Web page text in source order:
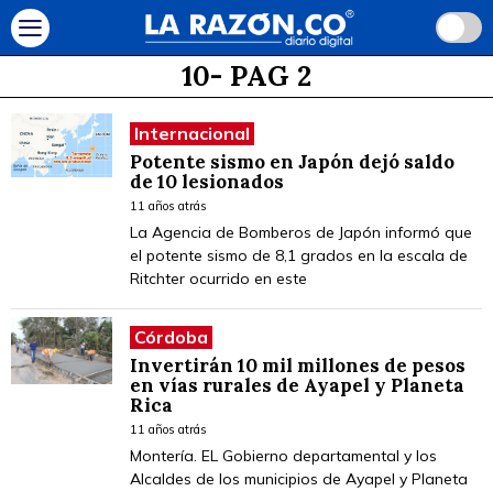
10- PAG 2
Internacional
Potente sismo en Japón dejó saldo
de 10 lesionados
11 años atrás
La Agencia de Bomberos de Japón informó que
el potente sismo de 8,1 grados en la escala de
Ritchter ocurrido en este
Córdoba
Invertirán 10 mil millones de pesos
en vías rurales de Ayapel y Planeta
Rica
11 años atrás
Montería. EL Gobierno departamental y los
Alcaldes de los municipios de Ayapel y Planeta